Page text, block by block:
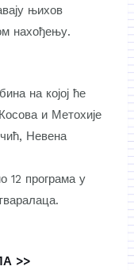
њихов
нахођењу.
на којој ће
и Метохије
Невена
12 програма у
>>